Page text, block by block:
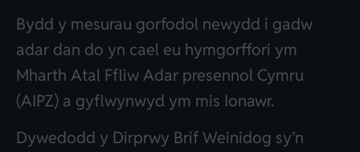
Bydd y mesurau gorfodol newydd i gadw
adar dan do yn cael eu hymgorffori ym
Mharth Atal Ffliw Adar presennol Cymru
(AIPZ) a gyflwynwyd ym mis Ionawr.
Dywedodd y Dirprwy Brif Weinidog sy’n